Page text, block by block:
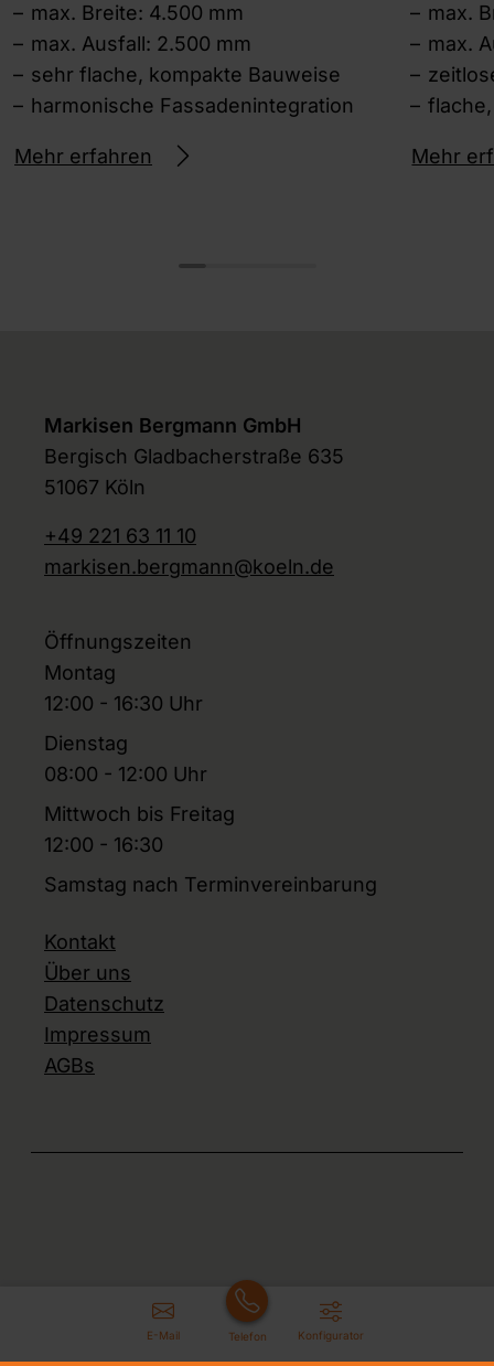
max. Breite: 4.500 mm
max. Ausfall: 2.500 mm
sehr flache, kompakte Bauweise
harmonische Fassadenintegration
Mehr erfahren
max.
max.
Mehr
Markisen Bergmann GmbH
Bergisch Gladbacherstraße 635
51067 Köln
+49 221 63 11 10
markisen.bergmann@koeln.de
Öffnungszeiten
Montag
12:00 - 16:30 Uhr
Dienstag
08:00 - 12:00 Uhr
Mittwoch bis Freitag
12:00 - 16:30
Samstag nach Terminvereinbarung
Kontakt
Über uns
Datenschutz
Impressum
AGBs
E-Mail Telefon Konfigurator